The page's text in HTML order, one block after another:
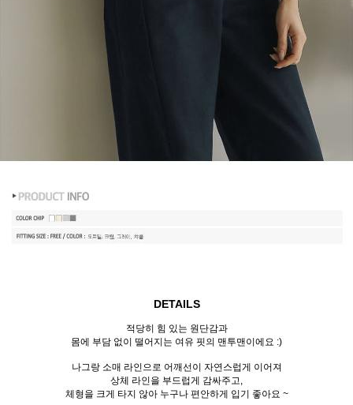
DETAILS
적당히 힘 있는 원단감과
몸에 부담 없이 떨어지는 여유 핏의 맨투맨이에요 :)
나그랑 소매 라인으로 어깨선이 자연스럽게 이어져
상체 라인을 부드럽게 감싸주고,
체형을 크게 타지 않아 누구나 편안하게 입기 좋아요 ~